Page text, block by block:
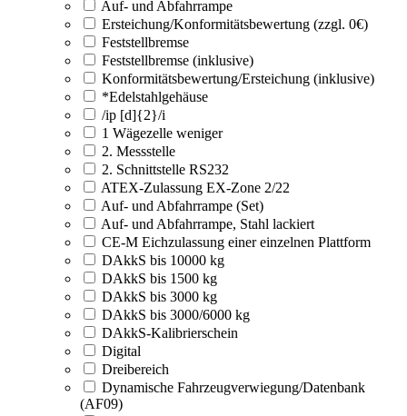
Auf- und Abfahrrampe
Ersteichung/Konformitätsbewertung (zzgl. 0€)
Feststellbremse
Feststellbremse (inklusive)
Konformitätsbewertung/Ersteichung (inklusive)
*Edelstahlgehäuse
/ip [d]{2}/i
1 Wägezelle weniger
2. Messstelle
2. Schnittstelle RS232
ATEX-Zulassung EX-Zone 2/22
Auf- und Abfahrrampe (Set)
Auf- und Abfahrrampe, Stahl lackiert
CE-M Eichzulassung einer einzelnen Plattform
DAkkS bis 10000 kg
DAkkS bis 1500 kg
DAkkS bis 3000 kg
DAkkS bis 3000/6000 kg
DAkkS-Kalibrierschein
Digital
Dreibereich
Dynamische Fahrzeugverwiegung/Datenbank
(AF09)